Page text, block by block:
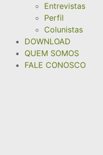
Entrevistas
Perfil
Colunistas
DOWNLOAD
QUEM SOMOS
FALE CONOSCO